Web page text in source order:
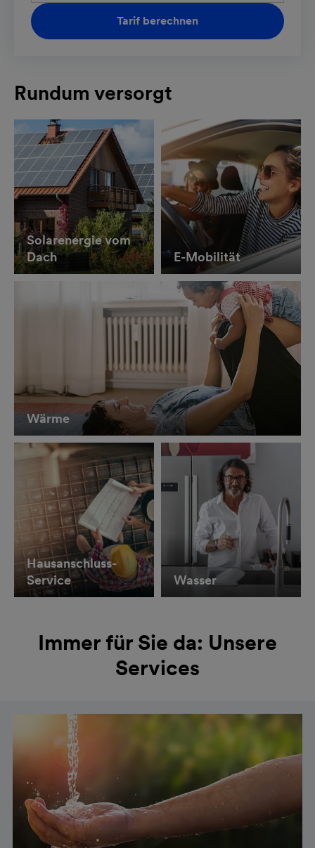
Tarif berechnen
Rundum versorgt
Solarenergie vom
Dach
E-Mobilität
Wärme
Hausanschluss-
Service
Wasser
Immer für Sie da: Unsere
Services